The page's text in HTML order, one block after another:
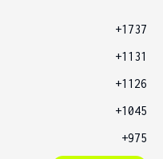
+1737
+1131
+1126
+1045
+975